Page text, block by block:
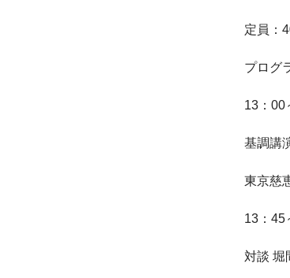
定員：
プログ
13：00
基調講
東京慈
13：45
対談 堀